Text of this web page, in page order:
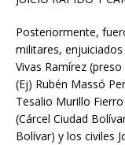
Posteriormente,
militares,
Vivas Ramírez
(Ej) Rubén Massó
Tesalio Murillo
(Cárcel Ciudad
Bolívar) y los civiles